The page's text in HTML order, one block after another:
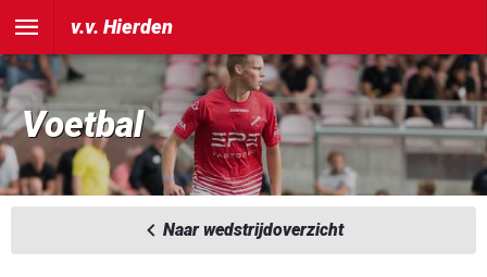
v.v. Hierden
Voetbal
Naar wedstrijdoverzicht